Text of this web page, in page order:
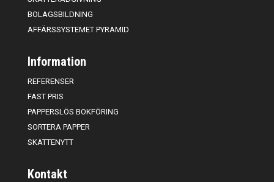
BOLAGSBILDNING
AFFÄRSSYSTEMET PYRAMID
Information
REFERENSER
FAST PRIS
PAPPERSLÖS BOKFÖRING
SORTERA PAPPER
SKATTENYTT
Kontakt